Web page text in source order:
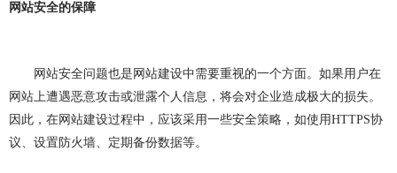
网站安全的保障
网站安全问题也是网站建设中需要重视的一个方面。如果用户在
网站上遭遇恶意攻击或泄露个人信息，将会对企业造成极大的损失。
因此，在网站建设过程中，应该采用一些安全策略，如使用HTTPS协
议、设置防火墙、定期备份数据等。